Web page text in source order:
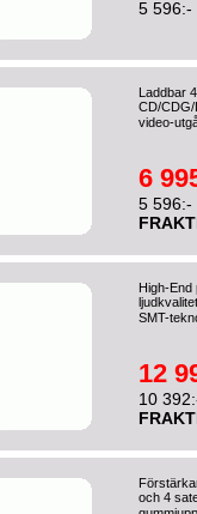
5 596:-
Laddbar
CD/CDG/
video-
6
5 596:-
High-
SMT-
12
10
och 4